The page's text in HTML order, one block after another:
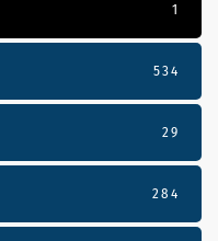
1
534
29
284